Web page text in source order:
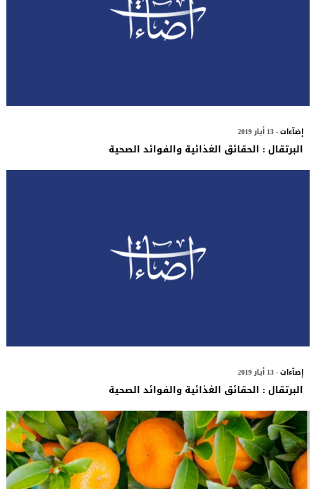
إضآءات- 13 أيار 2019
البرتقال : الحقائق الغذائية والفوائد الصحية
إضآءات- 13 أيار 2019
البرتقال : الحقائق الغذائية والفوائد الصحية